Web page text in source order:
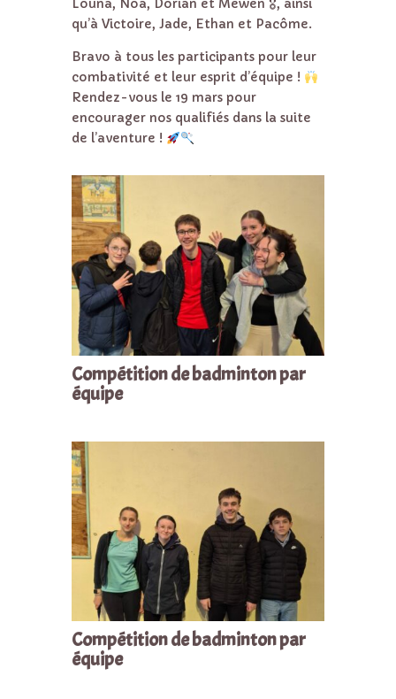
Louna, Noa, Dorian et Mewen 🎖, ainsi
qu’à Victoire, Jade, Ethan et Pacôme.
Bravo à tous les participants pour leur
combativité et leur esprit d’équipe !
Rendez-vous le 19 mars pour
encourager nos qualifiés dans la suite
de l’aventure !
Compétition de badminton par
équipe
Compétition de badminton par
équipe